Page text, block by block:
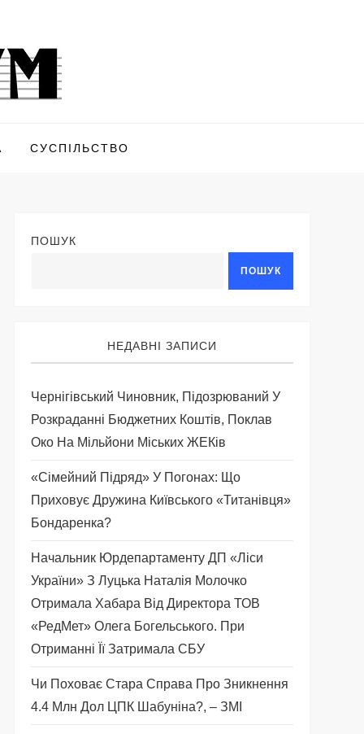
СУСПІЛЬСТВО
ПОШУК
ПОШУК
НЕДАВНІ ЗАПИСИ
Чернігівський Чиновник, Підозрюваний У
Розкраданні Бюджетних Коштів, Поклав
Око На Мільйони Міських ЖЕКів
«Сімейний Підряд» У Погонах: Що
Приховує Дружина Київського «титанівця»
Бондаренка?
Начальник Юрдепартаменту ДП «Ліси
України» З Луцька Наталія Молочко
Отримала Хабара Від Директора ТОВ
«РедМет» Олега Богельського. При
Отриманні Її Затримала СБУ
Чи Поховає Стара Справа Про Зникнення
4.4 Млн Дол ЦПК Шабуніна?, – ЗМІ